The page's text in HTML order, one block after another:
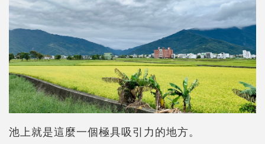
池上就是這麼一個極具吸引力的地方。